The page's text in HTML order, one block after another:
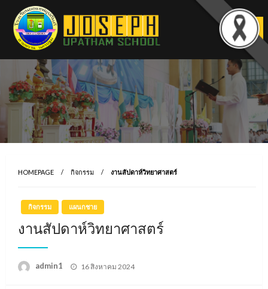
content
HOMEPAGE กิจกรรม งานสัปดาห์วิทยาศาสตร์
กิจกรรม แผนกชาย
งานสัปดาห์วิทยาศาสตร์
admin1
Posted
16 สิงหาคม 2024